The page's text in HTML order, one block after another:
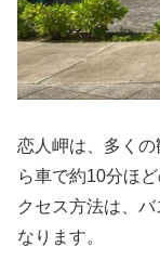
恋人岬は、多く
ら車で約10分ほ
クセス方法は、
なります。